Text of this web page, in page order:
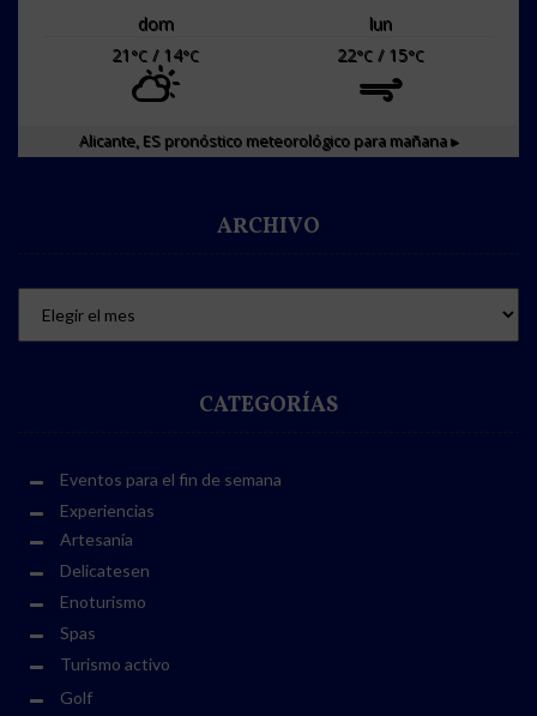
dom
lun
21°C / 14°C 22°C / 15°C
Alicante, ESpronóstico meteorológico para mañana ▸
ARCHIVO
CATEGORÍAS
Eventos para el fin de semana
Experiencias
Artesanía
Delicatesen
Enoturismo
Spas
Turismo activo
Golf